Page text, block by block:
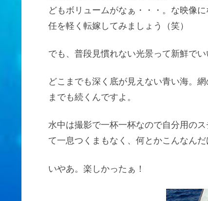
どもボリュームがなぁ・・・。な映像
任を軽く転嫁してみましょう（笑）
でも、普段見慣れない光景って新鮮でい
どこまでも深く底が見えない青い海。
までも続くんですよ。
水中は撮影で一杯一杯なので自分用の
て一息つくまもなく、何とかこんなんだ
いやあ。楽しかったぁ！